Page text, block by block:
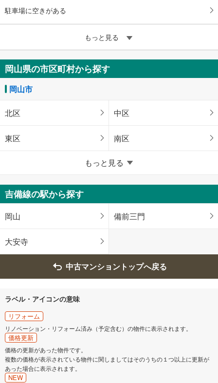
駐車場に空きがある
もっと見る
岡山県の市区町村から探す
岡山市
北区 中区
東区 南区
岡山県のそのほかの地域
倉敷市 津山市
備前市 瀬戸内市
もっと見る
吉備線の駅から探す
岡山 備前三門
大安寺
中古マンショントップへ戻る
ラベル・アイコンの意味
リフォーム
リノベーション・リフォーム済み（予定含む）の物件に表示されます。
価格更新
価格の更新があった物件です。
複数の価格が表示されている物件に関しましてはそのうちの１つ以上に更新が
あった場合に表示されます。
NEW